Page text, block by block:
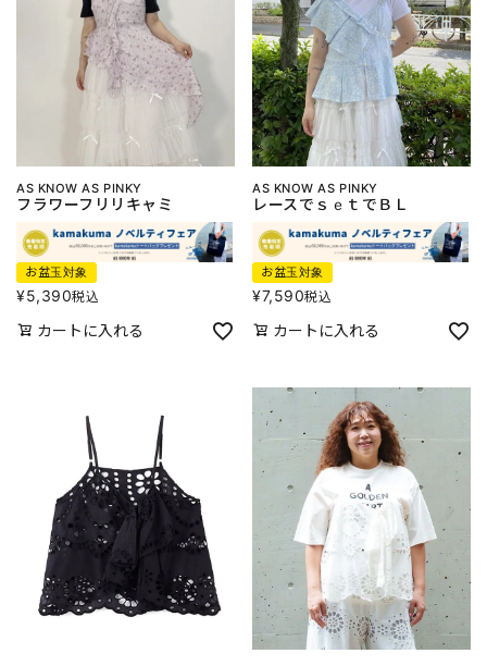
AS KNOW AS PINKY
フラワーフリリキャミ
お盆玉対象
¥5,390税込
カートに入れる
AS KNOW AS PINKY
レースでｓｅｔでＢＬ
お盆玉対象
¥7,590税込
カートに入れる